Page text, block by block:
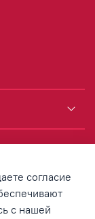
согласие
с нашей